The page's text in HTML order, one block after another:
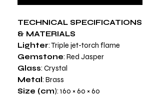
TECHNICAL SPECIFICATIONS
& MATERIALS
Lighter: Triple jet-torch flame
Gemstone: Red Jasper
Glass: Crystal
Metal: Brass
Size (cm): 160 × 60 × 60